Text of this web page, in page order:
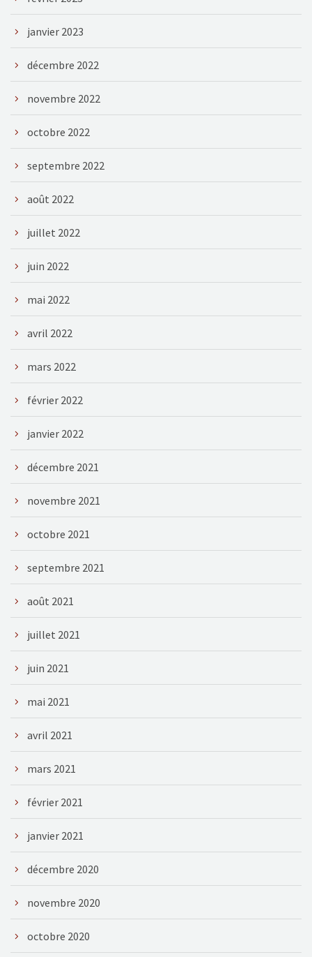
janvier 2023
décembre 2022
novembre 2022
octobre 2022
septembre 2022
août 2022
juillet 2022
juin 2022
mai 2022
avril 2022
mars 2022
février 2022
janvier 2022
décembre 2021
novembre 2021
octobre 2021
septembre 2021
août 2021
juillet 2021
juin 2021
mai 2021
avril 2021
mars 2021
février 2021
janvier 2021
décembre 2020
novembre 2020
octobre 2020